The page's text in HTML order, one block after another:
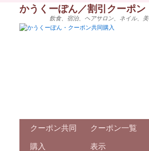
かうくーぽん／割引クーポ
飲食、宿泊、ヘアサロン、ネイル、
クーポン共同
購入
クーポン一覧
表示